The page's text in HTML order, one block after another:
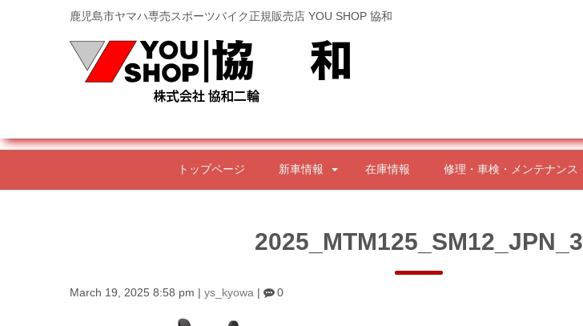
鹿児島市ヤマハ専売スポーツバイク正規販売店 YOU SHOP 協和
トップページ 新車情報 在庫情報 修理・車検・メンテナンス
2025_MTM125_SM12_JPN_3
March 19, 2025 8:58 pm ys_kyowa 0